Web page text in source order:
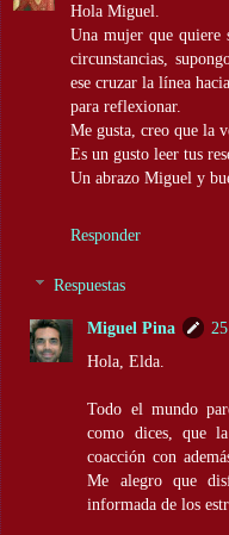
Hola Miguel.
Una mujer que quiere
circunstancias,
ese cruzar la línea
para reflexionar.
Me gusta, creo que la
Es un gusto leer tus
Un abrazo Miguel y
Responder
Respuestas
Miguel Pina
Hola, Elda.
Todo el mundo
como dices, que
coacción con
Me alegro que
informada de los